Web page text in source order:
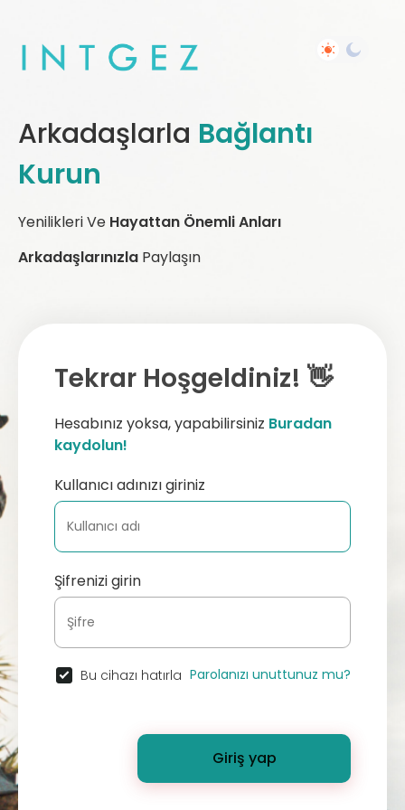
Arkadaşlarla Bağlantı
Kurun
Yenilikleri Ve Hayattan Önemli Anları
Arkadaşlarınızla Paylaşın
Tekrar Hoşgeldiniz! 👋
Hesabınız yoksa, yapabilirsiniz Buradan
kaydolun!
Kullanıcı adınızı giriniz
Şifrenizi girin
Bu cihazı hatırla Parolanızı unuttunuz mu?
Giriş yap